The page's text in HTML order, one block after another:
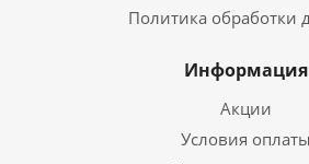
Политика обработки
Информация
Акции
Условия оплаты